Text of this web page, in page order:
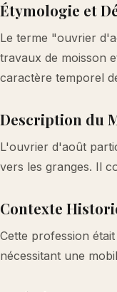
Étymologie et
Le terme "ouvrier
travaux de moisson
caractère temporel
Description du
L'ouvrier d'août
vers les granges. Il
Contexte
Cette profession
nécessitant une